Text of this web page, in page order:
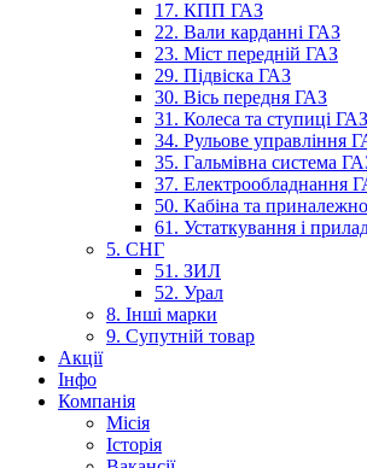
17. КПП ГАЗ
22. Вали карданні ГАЗ
23. Міст передній ГАЗ
29. Підвіска ГАЗ
30. Вісь передня ГАЗ
31. Колеса та ступиці ГАЗ
34. Рульове управління
35. Гальмівна система
37. Електрообладнання
50. Кабіна та
61. Устаткування і
5. СНГ
51. ЗИЛ
52. Урал
8. Інші марки
9. Супутній товар
Акції
Інфо
Компанія
Місія
Історія